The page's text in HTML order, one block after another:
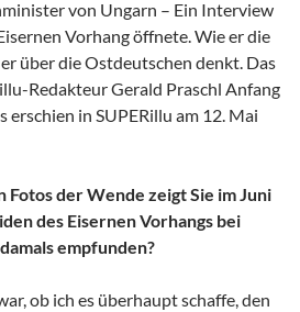
von Ungarn – Ein Interview
Vorhang öffnete. Wie er die
über die Ostdeutschen denkt. Das
Redakteur Gerald Praschl Anfang
erschien in SUPERillu am 12. Mai
Fotos der Wende zeigt Sie im Juni
des Eisernen Vorhangs bei
empfunden?
ob ich es überhaupt schaffe, den